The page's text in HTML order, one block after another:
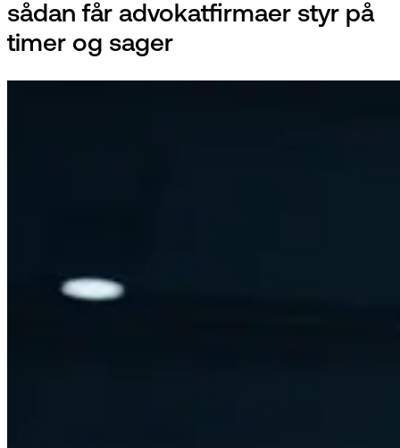
sådan får advokatfirmaer styr på
timer og sager